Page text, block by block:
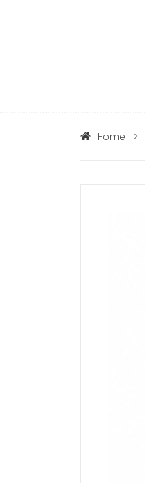
Home >